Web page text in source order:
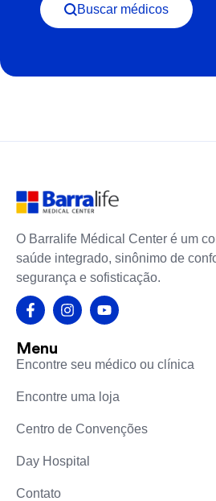
Buscar médicos
O Barralife Médical Center é um
saúde integrado, sinônimo de
segurança e sofisticação.
Menu
Encontre seu médico ou clínica
Encontre uma loja
Centro de Convenções
Day Hospital
Contato